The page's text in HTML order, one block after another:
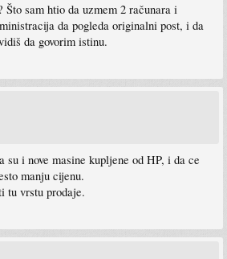
Što sam htio da uzmem 2 računara i
da pogleda originalni post, i da
da govorim istinu.
i nove masine kupljene od HP, i da ce
manju cijenu.
tu vrstu prodaje.